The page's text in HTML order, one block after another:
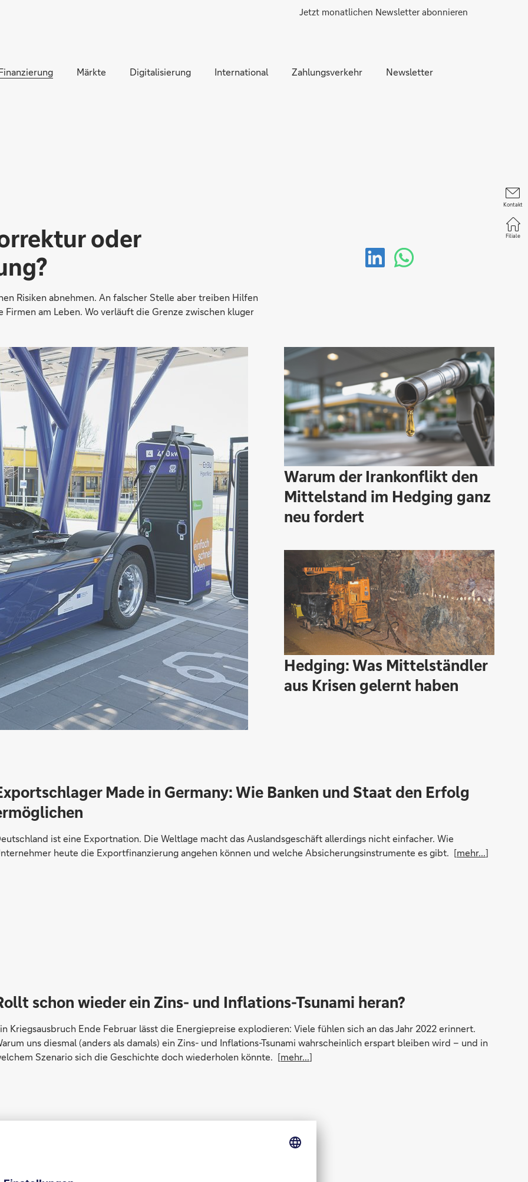
Direkt zum Hauptinhalt (Enter drücken)
Jetzt monatlichen Newsletter abonnieren
Märkte Digitalisierung International Zahlungsverkehr Newsletter
Kontakt
Filiale
oder
Risiken abnehmen. An falscher Stelle aber treiben Hilfen
am Leben. Wo verläuft die Grenze zwischen kluger
Warum der Irankonflikt den
Mittelstand im Hedging ganz
neu fordert
Hedging: Was Mittelständler
aus Krisen gelernt haben
Made in Germany: Wie Banken und Staat den Erfolg
ist eine Exportnation. Die Weltlage macht das Auslandsgeschäft allerdings nicht einfacher. Wie
heute die Exportfinanzierung angehen können und welche Absicherungsinstrumente es gibt. [mehr...]
schon wieder ein Zins- und Inflations-Tsunami heran?
Kriegsausbruch Ende Februar lässt die Energiepreise explodieren: Viele fühlen sich an das Jahr 2022 erinnert.
uns diesmal (anders als damals) ein Zins- und Inflations-Tsunami wahrscheinlich erspart bleiben wird – und in
Szenario sich die Geschichte doch wiederholen könnte. [mehr...]